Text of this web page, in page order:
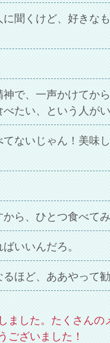
に聞くけど、好きな
神で、一声かけてか
たい、という人が
ないじゃん！美味
ら、ひとつ食べて
いいんだろ。
るほど、ああやって
ました。たくさんの
うございました！